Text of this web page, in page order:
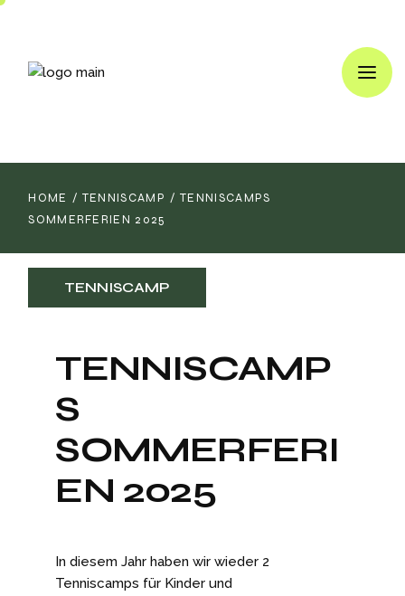
HOME TENNISCAMP
TENNISCAMPS
SOMMERFERIEN 2025
TENNISCAMP
TENNISCAMP
S
SOMMERFERI
EN 2025
In diesem Jahr haben wir wieder 2
Tenniscamps für Kinder und